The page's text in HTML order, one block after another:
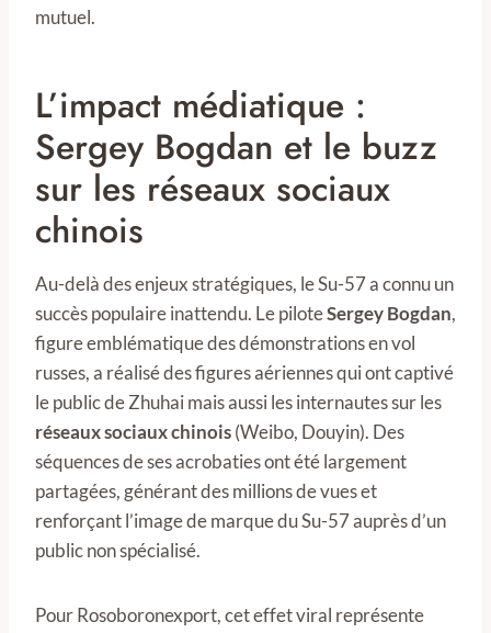
mutuel.
L’impact médiatique :
Sergey Bogdan et le buzz
sur les réseaux sociaux
chinois
Au-delà des enjeux stratégiques, le Su-57 a connu un
succès populaire inattendu. Le piloteSergey Bogdan,
figure emblématique des démonstrations en vol
russes, a réalisé des figures aériennes qui ont captivé
le public de Zhuhai mais aussi les internautes sur les
réseaux sociaux chinois(Weibo, Douyin). Des
séquences de ses acrobaties ont été largement
partagées, générant des millions de vues et
renforçant l’image de marque du Su-57 auprès d’un
public non spécialisé.
Pour Rosoboronexport, cet effet viral représente